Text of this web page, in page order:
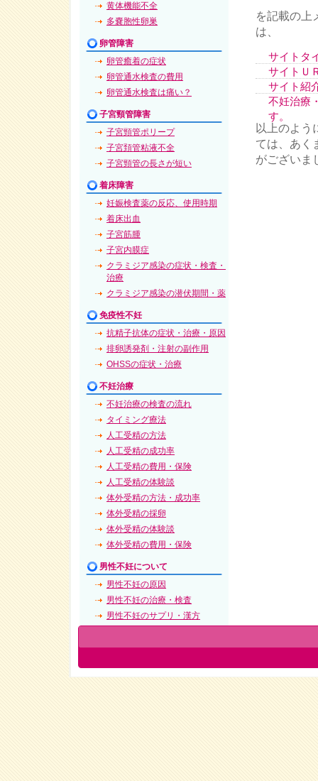
を記載の上
は、
サイトタ
サイトＵ
サイト紹
不妊治療
す。
以上のよう
ては、あく
がございま
黄体機能不全
多嚢胞性卵巣
卵管障害
卵管癒着の症状
卵管通水検査の費用
卵管通水検査は痛い？
子宮頸管障害
子宮頸管ポリープ
子宮頚管粘液不全
子宮頸管の長さが短い
着床障害
妊娠検査薬の反応、使用時期
着床出血
子宮筋腫
子宮内膜症
クラミジア感染の症状・検査・
治療
クラミジア感染の潜伏期間・薬
免疫性不妊
抗精子抗体の症状・治療・原因
排卵誘発剤・注射の副作用
OHSSの症状・治療
不妊治療
不妊治療の検査の流れ
タイミング療法
人工受精の方法
人工受精の成功率
人工受精の費用・保険
人工受精の体験談
体外受精の方法・成功率
体外受精の採卵
体外受精の体験談
体外受精の費用・保険
男性不妊について
男性不妊の原因
男性不妊の治療・検査
男性不妊のサプリ・漢方